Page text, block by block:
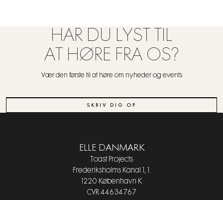
HAR DU LYST TIL
AT HØRE FRA OS?
Vær den første til at høre om nyheder og events
SKRIV DIG OP
ELLE DANMARK
Toast Projects
Frederiksholms Kanal 1, 1.
1220 København K
CVR 44634767